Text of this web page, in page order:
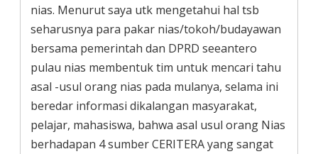
nias. Menurut saya utk mengetahui hal tsb
seharusnya para pakar nias/tokoh/budayawan
bersama pemerintah dan DPRD seeantero
pulau nias membentuk tim untuk mencari tahu
asal -usul orang nias pada mulanya, selama ini
beredar informasi dikalangan masyarakat,
pelajar, mahasiswa, bahwa asal usul orang Nias
berhadapan 4 sumber CERITERA yang sangat